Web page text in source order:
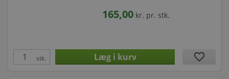
165,00 kr. pr. stk.
stk. favorite